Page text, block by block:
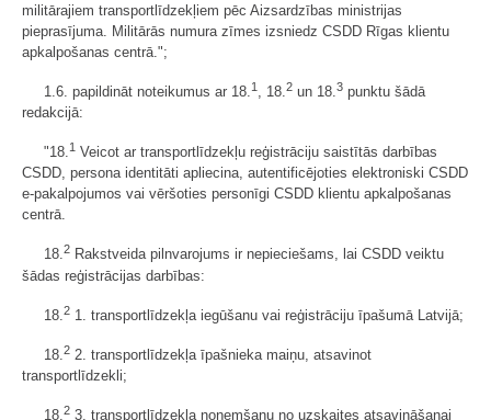
militārajiem transportlīdzekļiem pēc Aizsardzības ministrijas
pieprasījuma. Militārās numura zīmes izsniedz CSDD Rīgas klientu
apkalpošanas centrā.";
1.6. papildināt noteikumus ar 18. 1 , 18. 2 un 18. 3 punktu šādā
redakcijā:
"18.1 Veicot ar transportlīdzekļu reģistrāciju saistītās darbības
CSDD, persona identitāti apliecina, autentificējoties elektroniski CSDD
e-pakalpojumos vai vēršoties personīgi CSDD klientu apkalpošanas
centrā.
18.2 Rakstveida pilnvarojums ir nepieciešams, lai CSDD veiktu
šādas reģistrācijas darbības:
18. 2 1. transportlīdzekļa iegūšanu vai reģistrāciju īpašumā Latvijā;
18.2 2. transportlīdzekļa īpašnieka maiņu, atsavinot
transportlīdzekli;
18.2 3. transportlīdzekļa noņemšanu no uzskaites atsavināšanai